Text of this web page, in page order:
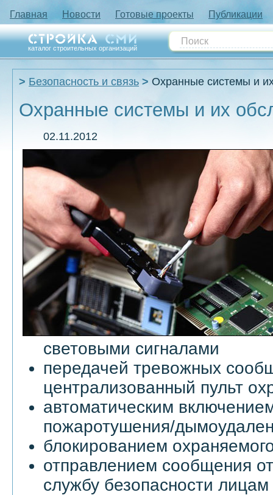
Главная Новости Готовые проекты Публикации
каталог строительных организаций
Безопасность и связь Охранные системы и
Охранные системы и их
02.11.2012
световыми сигналами
передачей тревожных
централизованный пульт
автоматическим
пожаротушения/
блокированием
отправлением сообщения
службу безопасности лицам